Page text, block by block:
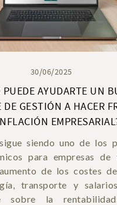
30/06/2025
PUEDE AYUDARTE UN
DE GESTIÓN A HACER
siendo uno de los
para empresas de
de los costes
transporte y
sobre la